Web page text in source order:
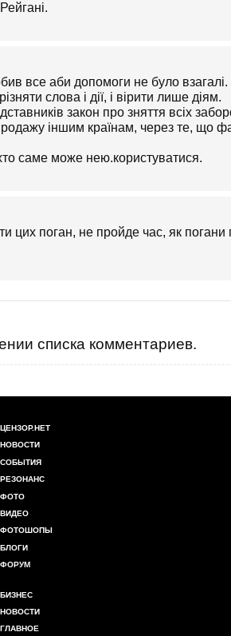
все аби допомоги не було взагалі.
слова і дії, і вірити лише діям.
закон про зняття всіх
іншим країнам, через те, що
саме може нею.користуватися.
цих поган, не пройде час, як погани
списка комментариев.
ЦЕНЗОР.НЕТ
НОВОСТИ
СОБЫТИЯ
РЕЗОНАНС
ФОТО
ВИДЕО
ФОТОШОПЫ
БЛОГИ
ФОРУМ
БИЗНЕС
НОВОСТИ
ГЛАВНОЕ